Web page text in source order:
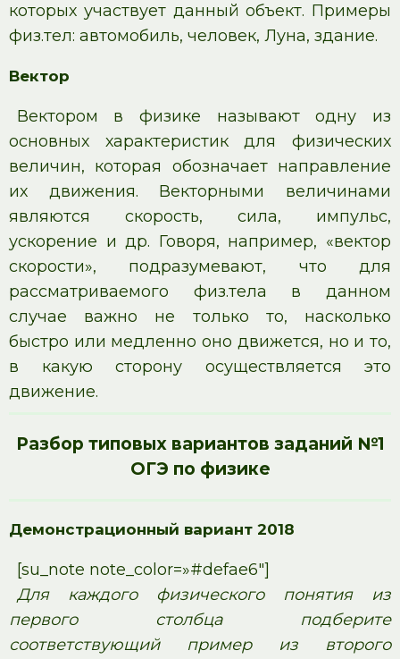
которых участвует данный объект. Примеры
физ.тел: автомобиль, человек, Луна, здание.
Вектор
Вектором в физике называют одну из
основных характеристик для физических
величин, которая обозначает направление
их движения. Векторными величинами
являются скорость, сила, импульс,
ускорение и др. Говоря, например, «вектор
скорости», подразумевают, что для
рассматриваемого физ.тела в данном
случае важно не только то, насколько
быстро или медленно оно движется, но и то,
в какую сторону осуществляется это
движение.
Разбор типовых вариантов заданий №1
ОГЭ по физике
Демонстрационный вариант 2018
[su_note note_color=»#defae6″]
Для каждого физического понятия из
первого столбца подберите
соответствующий пример из второго